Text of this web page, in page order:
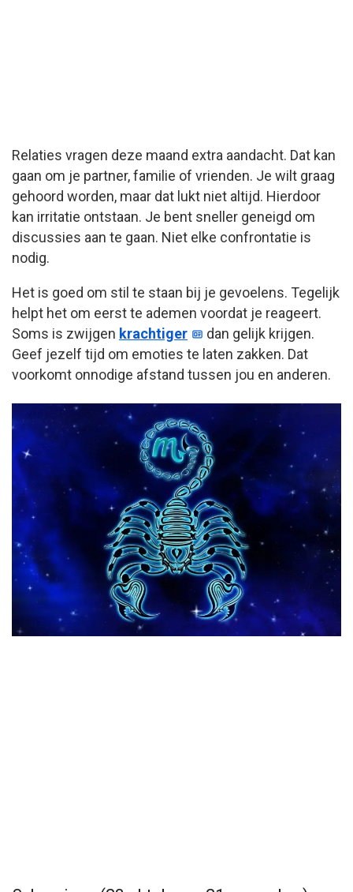
Relaties vragen deze maand extra aandacht. Dat kan
gaan om je partner, familie of vrienden. Je wilt graag
gehoord worden, maar dat lukt niet altijd. Hierdoor
kan irritatie ontstaan. Je bent sneller geneigd om
discussies aan te gaan. Niet elke confrontatie is
nodig.
Het is goed om stil te staan bij je gevoelens. Tegelijk
helpt het om eerst te ademen voordat je reageert.
Soms is zwijgen krachtiger
dan gelijk krijgen.
Geef jezelf tijd om emoties te laten zakken. Dat
voorkomt onnodige afstand tussen jou en anderen.